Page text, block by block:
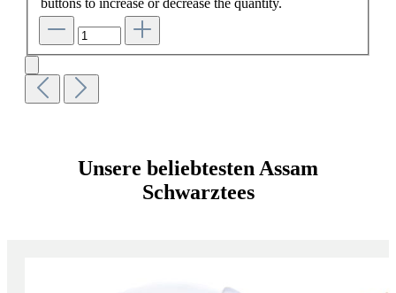
Unsere beliebtesten Assam
Schwarztees